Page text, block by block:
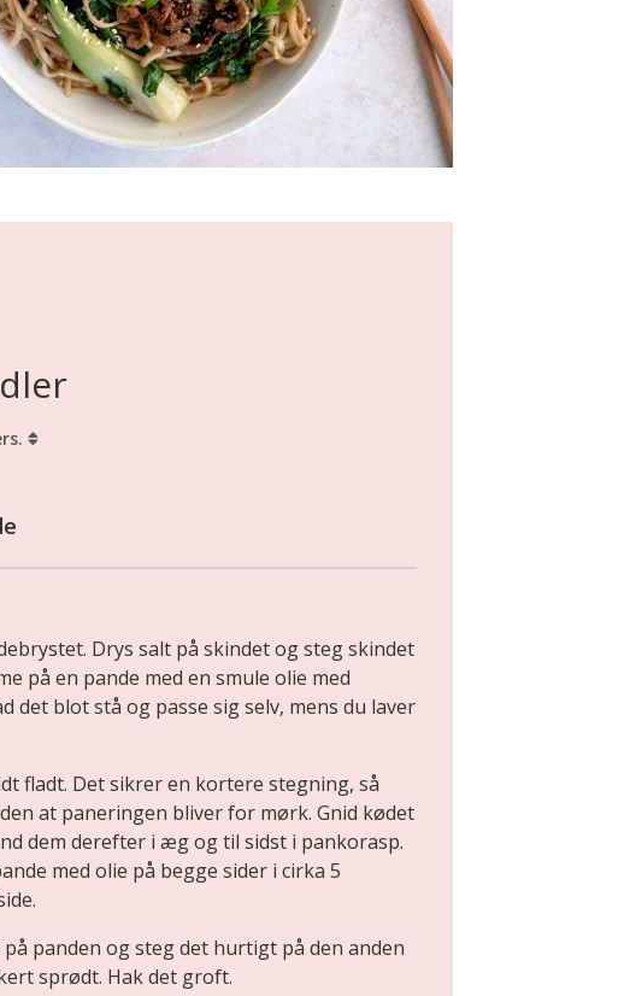
Drys salt på skindet og steg skindet
på en pande med en smule olie med
det blot stå og passe sig selv, mens du laver
fladt. Det sikrer en kortere stegning, så
at paneringen bliver for mørk. Gnid kødet
dem derefter i æg og til sidst i pankorasp.
med olie på begge sider i cirka 5
panden og steg det hurtigt på den anden
sprødt. Hak det groft.